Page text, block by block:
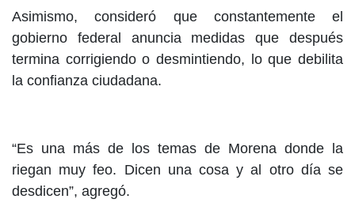
Asimismo, consideró que constantemente el
gobierno federal anuncia medidas que después
termina corrigiendo o desmintiendo, lo que debilita
la confianza ciudadana.
“Es una más de los temas de Morena donde la
riegan muy feo. Dicen una cosa y al otro día se
desdicen”, agregó.